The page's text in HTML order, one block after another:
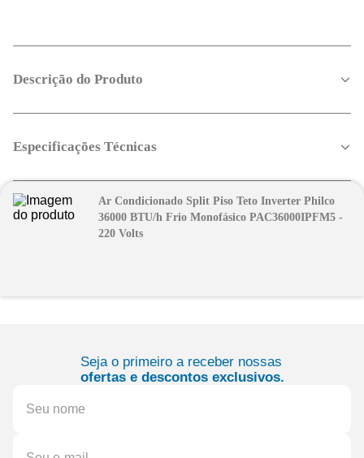
Descrição do Produto
Especificações Técnicas
Ar Condicionado Split Piso Teto Inverter Philco
36000 BTU/h Frio Monofásico PAC36000IPFM5 -
220 Volts
Seja o primeiro a receber nossas
ofertas e descontos exclusivos.